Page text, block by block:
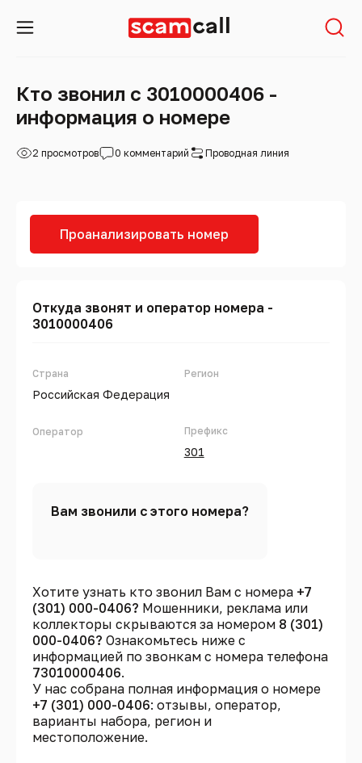
Кто звонил с 3010000406 -
информация о номере
2 просмотров 0 комментарий Проводная линия
Проанализировать номер
Откуда звонят и оператор номера -
3010000406
Страна
Российская Федерация
Оператор
Регион
Префикс
301
Вам звонили с этого номера?
Хотите узнать кто звонил Вам с номера +7
(301) 000-0406? Мошенники, реклама или
коллекторы скрываются за номером 8 (301)
000-0406? Ознакомьтесь ниже с
информацией по звонкам с номера телефона
73010000406.
У нас собрана полная информация о номере
+7 (301) 000-0406: отзывы, оператор,
варианты набора, регион и
местоположение.